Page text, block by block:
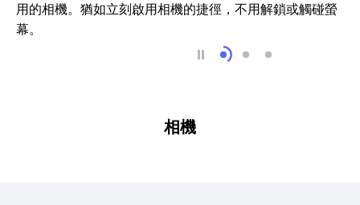
專屬 [快門] 按鈕
更佳有線耳機音質
支援高達 2 TB
用的相機。猶如立刻啟用相機的捷徑，不用解鎖或觸碰螢
幕。
相機